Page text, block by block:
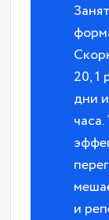
20, 1
дни
и